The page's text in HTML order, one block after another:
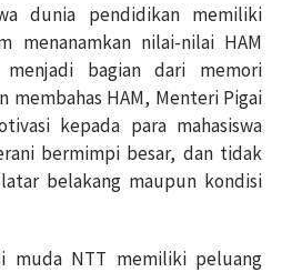
dunia pendidikan memiliki
menanamkan nilai-nilai HAM
bagian dari memori
membahas HAM, Menteri Pigai
kepada para mahasiswa
bermimpi besar, dan tidak
belakang maupun kondisi
muda NTT memiliki peluang